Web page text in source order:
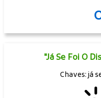
"Já Se Foi O
Chaves: já